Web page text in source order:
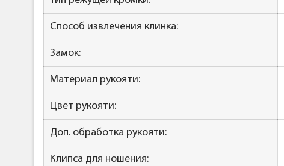
Способ извлечения клинка:
Замок:
Материал рукояти:
Цвет рукояти:
Доп. обработка рукояти:
Клипса для ношения: